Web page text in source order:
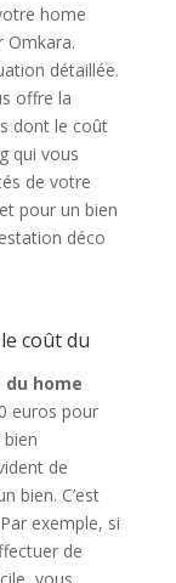
home
Omkara.
détaillée.
offre la
dont le coût
qui vous
de votre
pour un bien
déco
coût du
du home
euros pour
de
bien. C’est
exemple, si
de